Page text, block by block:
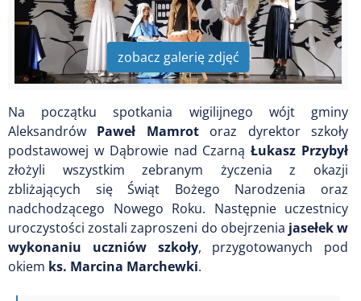
zobacz galerię zdjęć
Na początku spotkania wigilijnego wójt gminy
Aleksandrów Paweł Mamrotoraz dyrektor szkoły
podstawowej w Dąbrowie nad CzarnąŁukasz Przybył
złożyli wszystkim zebranym życzenia z okazji
zbliżających się Świąt Bożego Narodzenia oraz
nadchodzącego Nowego Roku. Następnie uczestnicy
uroczystości zostali zaproszeni do obejrzenia jasełek w
wykonaniu uczniów szkoły, przygotowanych pod
okiem ks. Marcina Marchewki.